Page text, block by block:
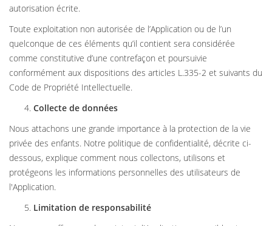
autorisation écrite.
Toute exploitation non autorisée de l’Application ou de l’un
quelconque de ces éléments qu’il contient sera considérée
comme constitutive d’une contrefaçon et poursuivie
conformément aux dispositions des articles L.335-2 et suivants du
Code de Propriété Intellectuelle.
Collecte de données
Nous attachons une grande importance à la protection de la vie
privée des enfants. Notre politique de confidentialité, décrite ci-
dessous, explique comment nous collectons, utilisons et
protégeons les informations personnelles des utilisateurs de
l'Application.
Limitation de responsabilité